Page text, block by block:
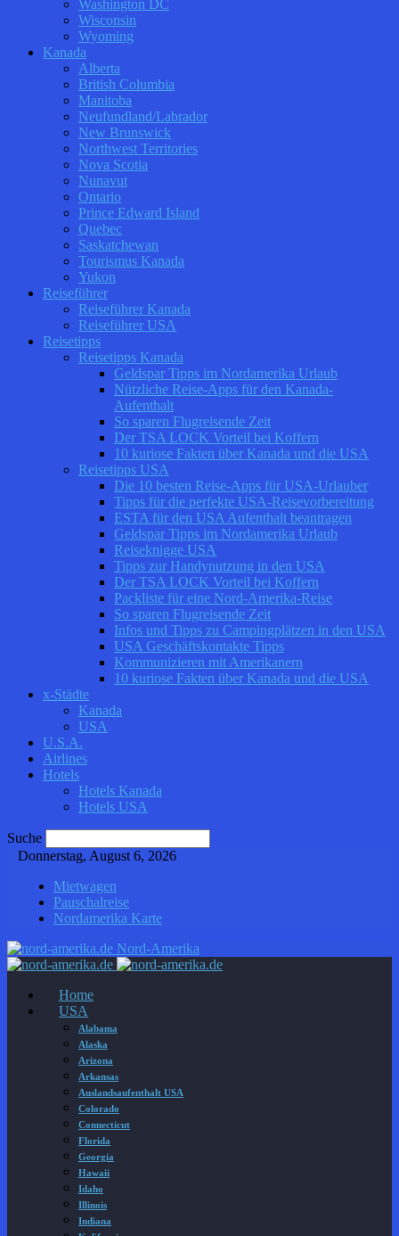
Washington DC
Wisconsin
Wyoming
Kanada
Alberta
British Columbia
Manitoba
Neufundland/Labrador
New Brunswick
Northwest Territories
Nova Scotia
Nunavut
Ontario
Prince Edward Island
Quebec
Saskatchewan
Tourismus Kanada
Yukon
Reiseführer
Reiseführer Kanada
Reiseführer USA
Reisetipps
Reisetipps Kanada
Geldspar Tipps im Nordamerika Urlaub
Nützliche Reise-Apps für den Kanada-
Aufenthalt
So sparen Flugreisende Zeit
Der TSA LOCK Vorteil bei Koffern
10 kuriose Fakten über Kanada und die USA
Reisetipps USA
Die 10 besten Reise-Apps für USA-Urlauber
Tipps für die perfekte USA-Reisevorbereitung
ESTA für den USA Aufenthalt beantragen
Geldspar Tipps im Nordamerika Urlaub
Reiseknigge USA
Tipps zur Handynutzung in den USA
Der TSA LOCK Vorteil bei Koffern
Packliste für eine Nord-Amerika-Reise
So sparen Flugreisende Zeit
Infos und Tipps zu Campingplätzen in den USA
USA Geschäftskontakte Tipps
Kommunizieren mit Amerikanern
10 kuriose Fakten über Kanada und die USA
x-Städte
Kanada
USA
U.S.A.
Airlines
Hotels
Hotels Kanada
Hotels USA
Suche
Donnerstag, August 6, 2026
Mietwagen
Pauschalreise
Nordamerika Karte
Nord-Amerika
Home
USA
Alabama
Alaska
Arizona
Arkansas
Auslandsaufenthalt USA
Colorado
Connecticut
Florida
Georgia
Hawaii
Idaho
Illinois
Indiana